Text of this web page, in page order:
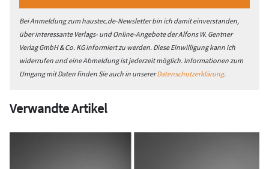
Bei Anmeldung zum haustec.de-Newsletter bin ich damit einverstanden,
über interessante Verlags- und Online-Angebote der Alfons W. Gentner
Verlag GmbH & Co. KG informiert zu werden. Diese Einwilligung kann ich
widerrufen und eine Abmeldung ist jederzeit möglich. Informationen zum
Umgang mit Daten finden Sie auch in unsererDatenschutzerklärung.
Verwandte Artikel